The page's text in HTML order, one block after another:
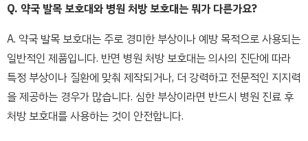
Q. 약국 발목 보호대와 병원 처방 보호대는 뭐가 다른가요?
A. 약국 발목 보호대는 주로 경미한 부상이나 예방 목적으로 사용되는
일반적인 제품입니다. 반면 병원 처방 보호대는 의사의 진단에 따라
특정 부상이나 질환에 맞춰 제작되거나, 더 강력하고 전문적인 지지력
을 제공하는 경우가 많습니다. 심한 부상이라면 반드시 병원 진료 후
처방 보호대를 사용하는 것이 안전합니다.